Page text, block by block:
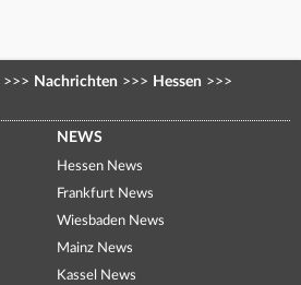
>>> Nachrichten >>> Hessen >>>
NEWS
Hessen News
Frankfurt News
Wiesbaden News
Mainz News
Kassel News